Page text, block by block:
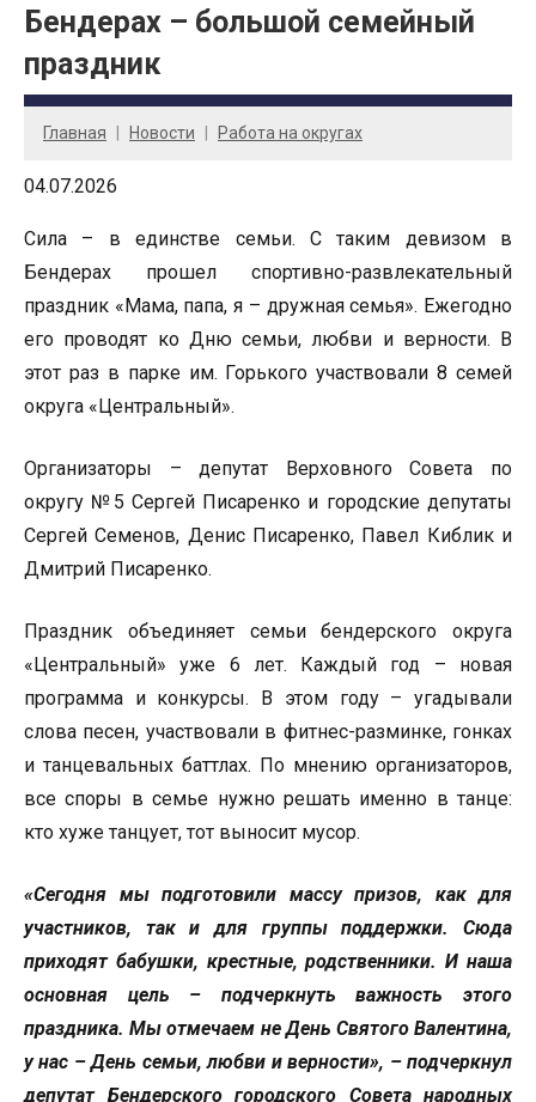
Бендерах – большой семейный
праздник
Главная Новости Работа на округах
04.07.2026
Сила – в единстве семьи. С таким девизом в
Бендерах прошел спортивно-развлекательный
праздник «Мама, папа, я – дружная семья». Ежегодно
его проводят ко Дню семьи, любви и верности. В
этот раз в парке им. Горького участвовали 8 семей
округа «Центральный».
Организаторы – депутат Верховного Совета по
округу №5 Сергей Писаренко и городские депутаты
Сергей Семенов, Денис Писаренко, Павел Киблик и
Дмитрий Писаренко.
Праздник объединяет семьи бендерского округа
«Центральный» уже 6 лет. Каждый год – новая
программа и конкурсы. В этом году – угадывали
слова песен, участвовали в фитнес-разминке, гонках
и танцевальных баттлах. По мнению организаторов,
все споры в семье нужно решать именно в танце:
кто хуже танцует, тот выносит мусор.
«Сегодня мы подготовили массу призов, как для
участников, так и для группы поддержки. Сюда
приходят бабушки, крестные, родственники. И наша
основная цель – подчеркнуть важность этого
праздника. Мы отмечаем не День Святого Валентина,
у нас – День семьи, любви и верности», ­­– подчеркнул
депутат Бендерского городского Совета народных